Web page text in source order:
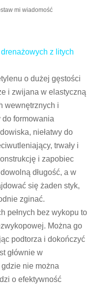
mi wiadomość
z litych
o dużej gęstości
i zwijana w elastyczną
wewnętrznych i
do formowania
niełatwy do
trwały i
i zapobiec
długość, a w
się żaden styk,
zginać.
pełnych bez wykopu to
Można go
podtorza i dokończyć
głównie w
nie można
o efektywność